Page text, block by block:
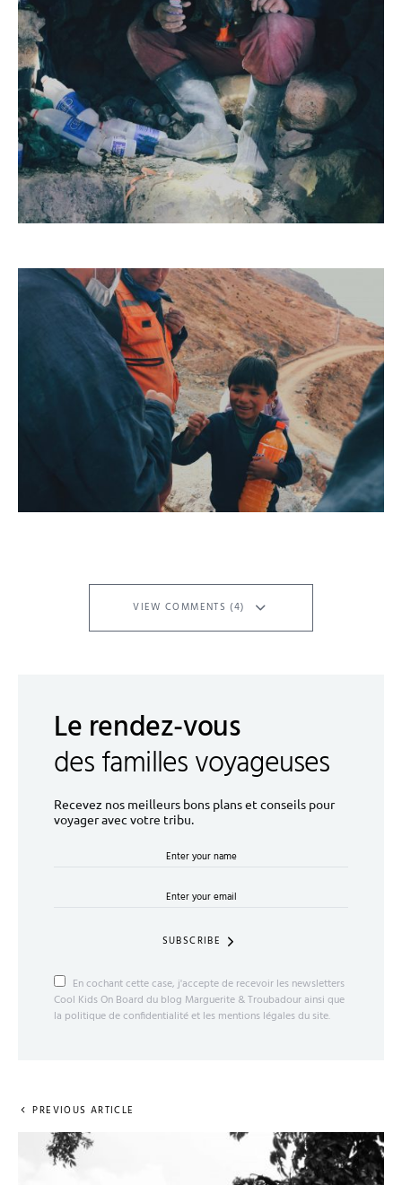
VIEW COMMENTS (4)
Le rendez-vous
des familles voyageuses
Recevez nos meilleurs bons plans et conseils pour
voyager avec votre tribu.
SUBSCRIBE
En cochant cette case, j'accepte de recevoir les newsletters
Cool Kids On Board du blog Marguerite & Troubadour ainsi que
la politique de confidentialité et les mentions légales du site.
PREVIOUS ARTICLE